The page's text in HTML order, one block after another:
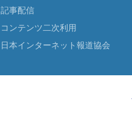
記事配信
コンテンツ二次利用
日本インターネット報道協会